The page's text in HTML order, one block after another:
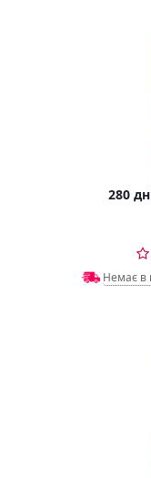
280
Немає в